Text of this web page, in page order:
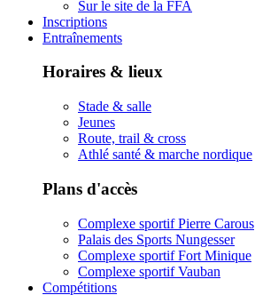
Sur le site de la FFA
Inscriptions
Entraînements
Horaires & lieux
Stade & salle
Jeunes
Route, trail & cross
Athlé santé & marche nordique
Plans d'accès
Complexe sportif Pierre Carous
Palais des Sports Nungesser
Complexe sportif Fort Minique
Complexe sportif Vauban
Compétitions